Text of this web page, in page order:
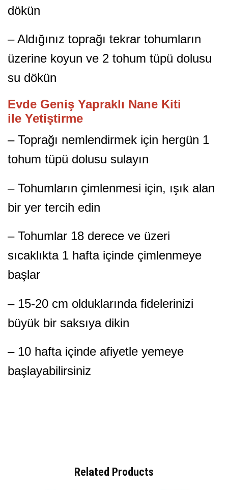
dökün
– Aldığınız toprağı tekrar tohumların
üzerine koyun ve 2 tohum tüpü dolusu
su dökün
Evde Geniş Yapraklı Nane Kiti
ile Yetiştirme
– Toprağı nemlendirmek için hergün 1
tohum tüpü dolusu sulayın
– Tohumların çimlenmesi için, ışık alan
bir yer tercih edin
– Tohumlar 18 derece ve üzeri
sıcaklıkta 1 hafta içinde çimlenmeye
başlar
– 15-20 cm olduklarında fidelerinizi
büyük bir saksıya dikin
– 10 hafta içinde afiyetle yemeye
başlayabilirsiniz
Related Products